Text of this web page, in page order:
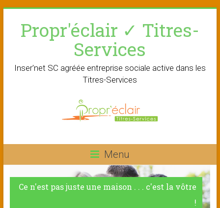
contentPropr'éclair ✓ Titres-
Services
Inser'net SC agréée entreprise sociale active dans les
Titres-Services
Menu
Ce n'est pas juste une maison . . . c'est la vôtre
!